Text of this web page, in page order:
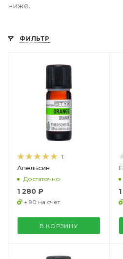
ниже.
ФИЛЬТР
1
Апельсин
Достаточно
1 280 ₽
+ 90 на счет
В КОРЗИНУ